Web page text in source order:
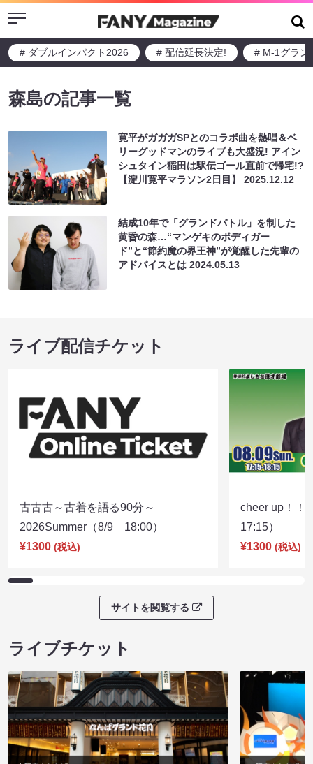
Menu
# ダブルインパクト2026 # 配信延長決定! # M-1グラン
森島の記事一覧
寛平がガガガSPとのコラボ曲を熱唱＆ベ
リーグッドマンのライブも大盛況! アイン
シュタイン稲田は駅伝ゴール直前で帰宅!?
【淀川寛平マラソン2日目】2025.12.12
結成10年で「グランドバトル」を制した
黄昏の森…“マンゲキのボディガー
ド”と“節約魔の界王神”が覚醒した先輩の
アドバイスとは2024.05.13
ライブ配信チケット
古古古～古着を語る90分～
2026Summer（8/9 18:00）
¥1300 (税込)
cheer up！
17:15）
¥1300 (税込)
サイトを閲覧する
ライブチケット